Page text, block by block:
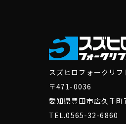
スズヒロフォークリフ
〒471-0036
愛知県豊田市広久手
TEL.0565-32-6860